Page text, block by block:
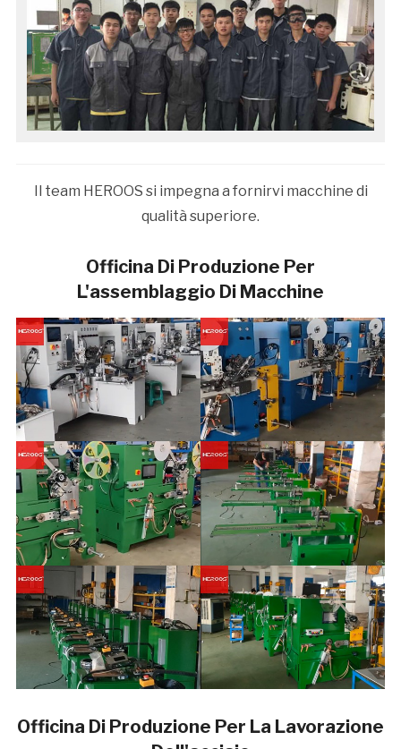
Il team HEROOS si impegna a fornirvi macchine di
qualità superiore.
Officina Di Produzione Per
L'assemblaggio Di Macchine
Officina Di Produzione Per La Lavorazione